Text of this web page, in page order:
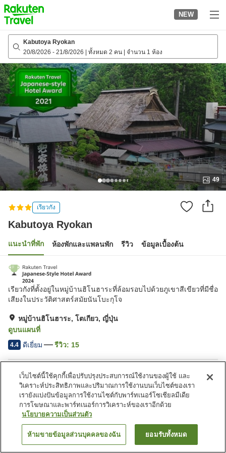
to
top
page
NEW
Kabutoya Ryokan
20/8/2026 - 21/8/2026 ทั้งหมด 2 คน จำนวน 1 ห้อง
49
เรียวกัง
Kabutoya Ryokan
แนะนำที่พัก ห้องพักและแพลนพัก รีวิว ข้อมูลเบื้องต้น
เรียวกังที่ตั้งอยู่ในหมู่บ้านฮิโนฮาระที่ล้อมรอบไปด้วยภูเขาสีเขียวที่มีชื่อ
เสียงในประวัติศาสตร์สมัยนันโบะกุโจ
หมู่บ้านฮิโนฮาระ, โตเกียว, ญี่ปุ่น
ดูบนแผนที่
4.4 ดีเยี่ยม รีวิว: 15
สิ่งอำนวยความสะดวกในที่พัก
Wi-Fi
คาเฟ่
ปลอดบุหรี่
ร้านค้า
หน้าแรก ญี่ปุ่น โตเกียว หมู่บ้านฮิโนฮาระ Kabutoya Ryokan
ค้นหาห้องพัก
เว็บไซต์นี้ใช้คุกกี้เพื่อปรับปรุงประสบการณ์ใช้งานของผู้ใช้ และ
วิเคราะห์ประสิทธิภาพและปริมาณการใช้งานบนเว็บไซต์ของเรา
เรายังแบ่งปันข้อมูลการใช้งานไซต์กับพาร์ทเนอร์โซเชียลมีเดีย
การโฆษณาและพาร์ทเนอร์การวิเคราะห์ของเราอีกด้วย
นโยบายความเป็นส่วนตัว
ห้ามขายข้อมูลส่วนบุคคลของฉัน ยอมรับทั้งหมด